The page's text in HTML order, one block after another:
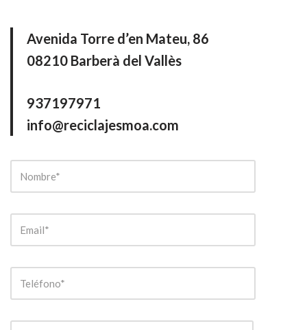
Avenida Torre d’en Mateu, 86
08210 Barberà del Vallès
937197971
info@reciclajesmoa.com